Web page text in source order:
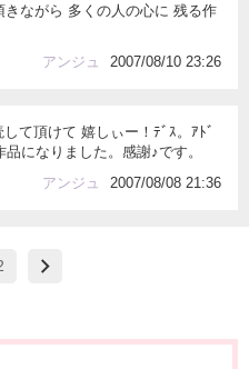
ながら 多くの人の心に 残る作
アンジュ
2007/08/10 23:26
て頂けて 嬉しぃー！ﾃﾞｽ。ｱﾄﾞ
になりました。感謝♪です。
アンジュ
2007/08/08 21:36